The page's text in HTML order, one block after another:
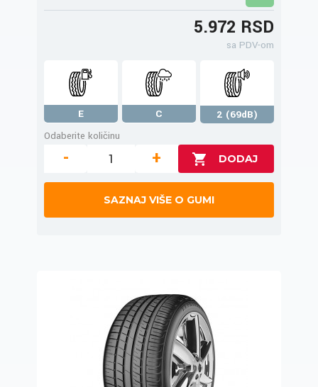
5.972 RSD
sa PDV-om
E C
2 (69dB)
Odaberite količinu
- +
SAZNAJ VIŠE O GUMI